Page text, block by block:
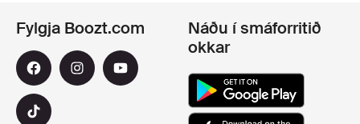
Fylgja Boozt.com
Náðu í smáforritið
okkar